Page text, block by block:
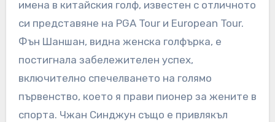
имена в китайския голф, известен с отличното
си представяне на PGA Tour и European Tour.
Фън Шаншан, видна женска голфърка, е
постигнала забележителен успех,
включително спечелването на голямо
първенство, което я прави пионер за жените в
спорта. Чжан Синджун също е привлякъл